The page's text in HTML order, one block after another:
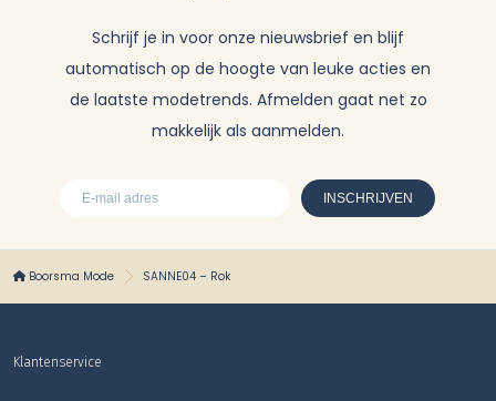
Schrijf je in voor onze nieuwsbrief en blijf
automatisch op de hoogte van leuke acties en
de laatste modetrends. Afmelden gaat net zo
makkelijk als aanmelden.
Boorsma Mode SANNE04 – Rok
Klantenservice